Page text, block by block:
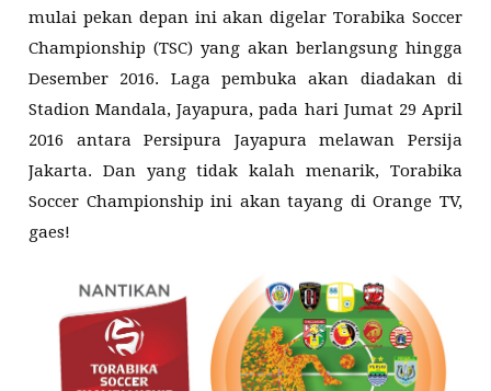
mulai pekan depan ini akan digelar Torabika Soccer
Championship (TSC) yang akan berlangsung hingga
Desember 2016. Laga pembuka akan diadakan di
Stadion Mandala, Jayapura, pada hari Jumat 29 April
2016 antara Persipura Jayapura melawan Persija
Jakarta. Dan yang tidak kalah menarik, Torabika
Soccer Championship ini akan tayang di Orange TV,
gaes!